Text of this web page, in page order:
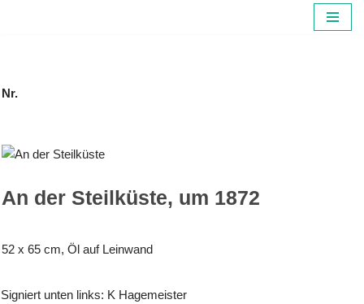
Nr.
An der Steilküste, um 1872
52 x 65 cm, Öl auf Leinwand
Signiert unten links: K Hagemeister